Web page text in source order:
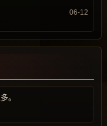
06-12
。